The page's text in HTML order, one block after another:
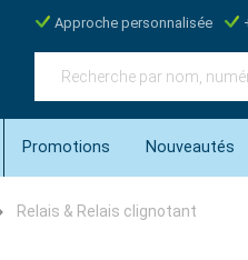
Approche personnalisée
Promotions Nouveautés
Relais & Relais clignotant